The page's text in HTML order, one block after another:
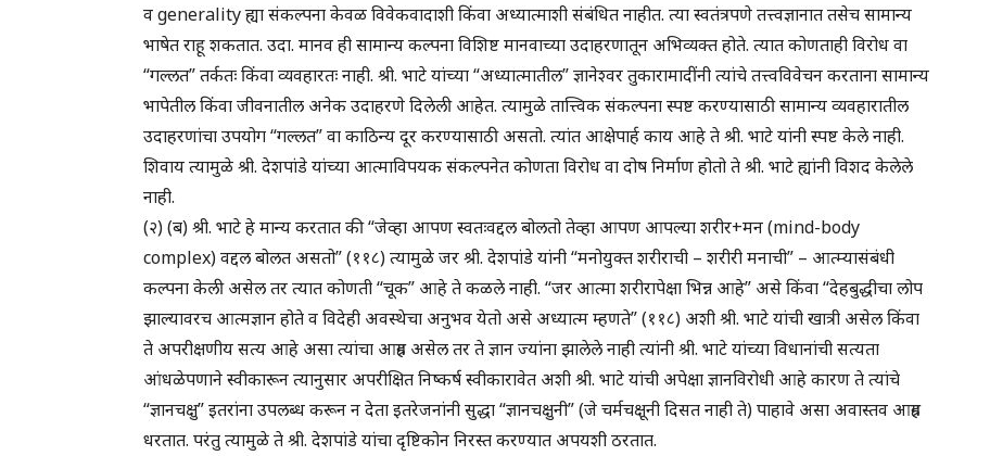
व generality ह्या संकल्पना केवळ विवेकवादाशी किंवा अध्यात्माशी संबंधित नाहीत. त्या स्वतंत्रपणे तत्त्वज्ञानात तसेच सामान्य
भाषेत राहू शकतात. उदा. मानव ही सामान्य कल्पना विशिष्ट मानवाच्या उदाहरणातून अभिव्यक्त होते. त्यात कोणताही विरोध वा
“गल्लत” तर्कतः किंवा व्यवहारतः नाही. श्री. भाटे यांच्या “अध्यात्मातील” ज्ञानेश्वर तुकारामादींनी त्यांचे तत्त्वविवेचन करताना सामान्य
भापेतील किंवा जीवनातील अनेक उदाहरणे दिलेली आहेत. त्यामुळे तात्त्विक संकल्पना स्पष्ट करण्यासाठी सामान्य व्यवहारातील
उदाहरणांचा उपयोग “गल्लत” वा काठिन्य दूर करण्यासाठी असतो. त्यांत आक्षेपार्ह काय आहे ते श्री. भाटे यांनी स्पष्ट केले नाही.
शिवाय त्यामुळे श्री. देशपांडे यांच्या आत्माविपयक संकल्पनेत कोणता विरोध वा दोष निर्माण होतो ते श्री. भाटे ह्यांनी विशद केलेले
नाही.
(२) (ब) श्री. भाटे हे मान्य करतात की “जेव्हा आपण स्वतःवद्दल बोलतो तेव्हा आपण आपल्या शरीर+मन (mind-body
complex) वद्दल बोलत असतो” (११८) त्यामुळे जर श्री. देशपांडे यांनी “मनोयुक्त शरीराची – शरीरी मनाची” – आत्म्यासंबंधी
कल्पना केली असेल तर त्यात कोणती “चूक” आहे ते कळले नाही. “जर आत्मा शरीरापेक्षा भिन्न आहे” असे किंवा “देहबुद्धीचा लोप
झाल्यावरच आत्मज्ञान होते व विदेही अवस्थेचा अनुभव येतो असे अध्यात्म म्हणते” (११८) अशी श्री. भाटे यांची खात्री असेल किंवा
ते अपरीक्षणीय सत्य आहे असा त्यांचा आग्रह असेल तर ते ज्ञान ज्यांना झालेले नाही त्यांनी श्री. भाटे यांच्या विधानांची सत्यता
आंधळेपणाने स्वीकारून त्यानुसार अपरीक्षित निष्कर्ष स्वीकारावेत अशी श्री. भाटे यांची अपेक्षा ज्ञानविरोधी आहे कारण ते त्यांचे
“ज्ञानचक्षु” इतरांना उपलब्ध करून न देता इतरेजनांनी सुद्धा “ज्ञानचक्षुनी” (जे चर्मचक्षूनी दिसत नाही ते) पाहावे असा अवास्तव आग्रह
धरतात. परंतु त्यामुळे ते श्री. देशपांडे यांचा दृष्टिकोन निरस्त करण्यात अपयशी ठरतात.